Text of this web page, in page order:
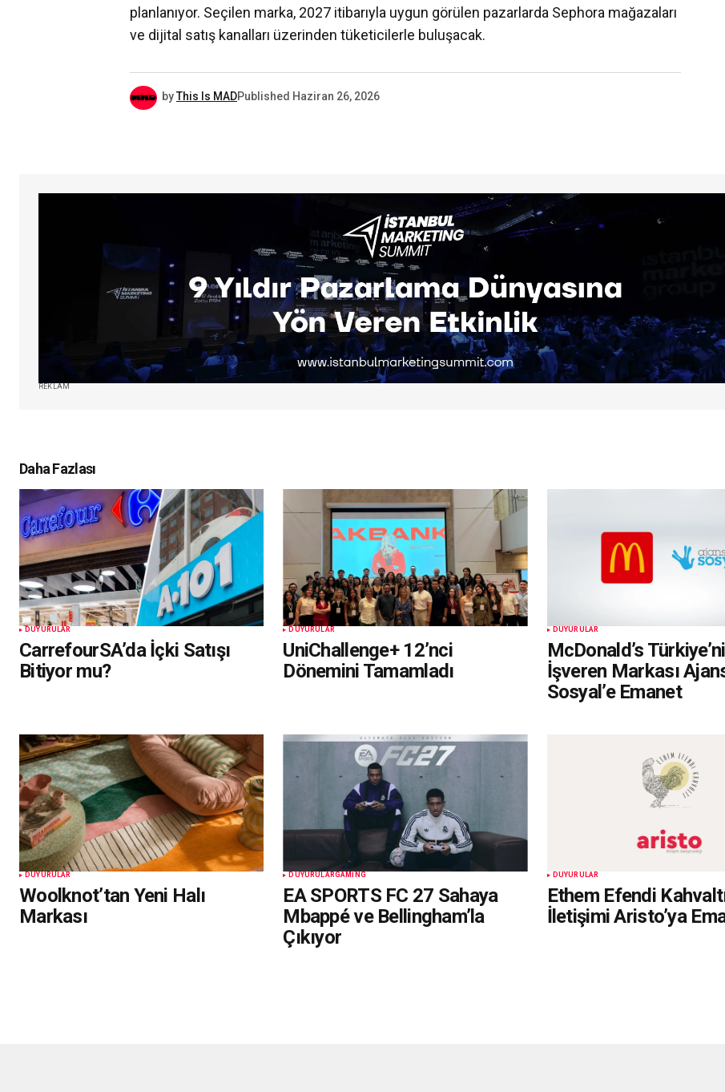
planlanıyor. Seçilen marka, 2027 itibarıyla uygun görülen pazarlarda Sephora mağazaları
ve dijital satış kanalları üzerinden tüketicilerle buluşacak.
byThis Is MADPublished Haziran 26, 2026
REKLAM
Daha Fazlası
DUYURULAR
CarrefourSA’da İçki Satışı
Bitiyor mu?
DUYURULAR
UniChallenge+ 12’nci
Dönemini Tamamladı
DUYURULAR
McDonald’s
İşveren Markası
Sosyal’e Emanet
DUYURULAR
Woolknot’tan Yeni Halı
Markası
DUYURULARGAMING
EA SPORTS FC 27 Sahaya
Mbappé ve Bellingham’la
Çıkıyor
DUYURULAR
Ethem Efendi
İletişimi Aristo’ya